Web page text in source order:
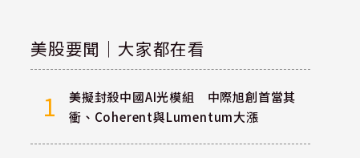
美股要聞｜大家都在看
1
美擬封殺中國AI光模組 中際旭創首當其
衝、Coherent與Lumentum大漲